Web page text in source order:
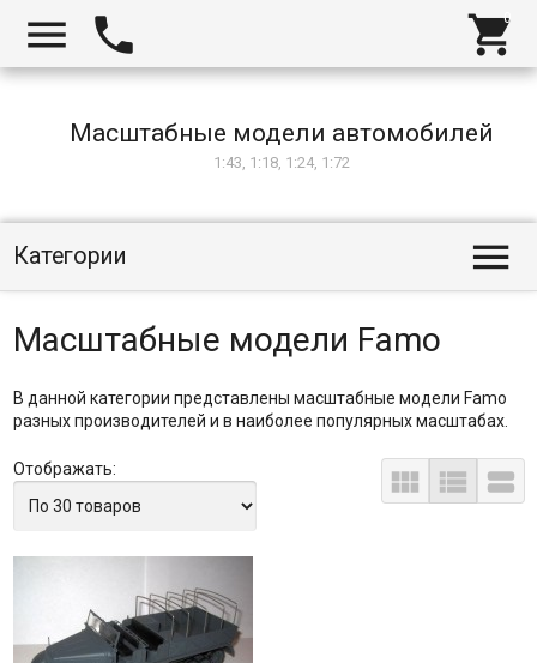
  
Масштабные модели автомобилей
1:43, 1:18, 1:24, 1:72
Категории 
Масштабные модели Famo
В данной категории представлены масштабные модели Famo
разных производителей и в наиболее популярных масштабах.
Отображать:   